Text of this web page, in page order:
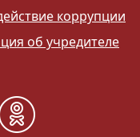
коррупции
об учредителе